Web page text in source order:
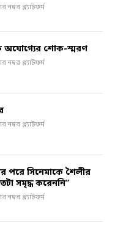
নম্বর প্ল্যাটফর্ম
অযোগ্যের শোক-স্মরণ
নম্বর প্ল্যাটফর্ম
নম্বর প্ল্যাটফর্ম
পরে সিনেমাকে শৈলীর
সমৃদ্ধ করেননি”
নম্বর প্ল্যাটফর্ম